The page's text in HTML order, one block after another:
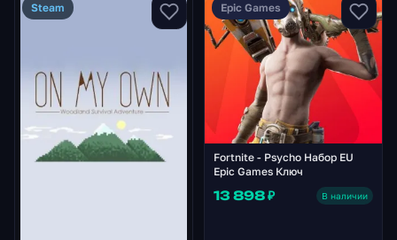
Steam Epic Games
Fortnite - Psycho Набор EU
Epic Games Ключ
13 898 ₽ В наличии